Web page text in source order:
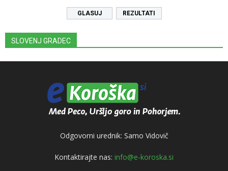
REZULTATI
SLOVENJ GRADEC
Odgovorni urednik: Samo Vidovič
Kontaktirajte nas: info@e-koroska.si